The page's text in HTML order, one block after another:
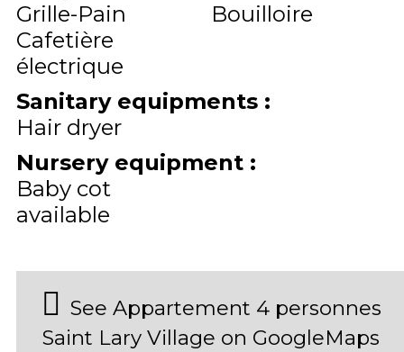
Grille-Pain
Bouilloire
Cafetière
électrique
Sanitary equipments :
Hair dryer
Nursery equipment :
Baby cot
available
See Appartement 4 personnes
Saint Lary Village on GoogleMaps